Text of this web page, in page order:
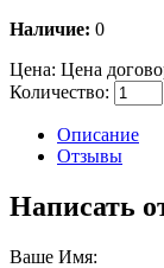
Наличие: 0
Цена: Цена
Количество:
Описание
Отзывы
Написать
Ваше Имя: